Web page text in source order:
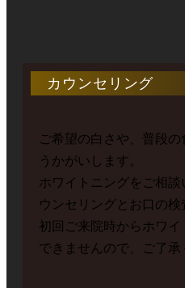
カウンセリング
ご希望の白さや、普段
うかがいします。
ホワイトニングをご相
ウンセリングとお口の検
初回ご来院時からホワ
できませんので、ご了承